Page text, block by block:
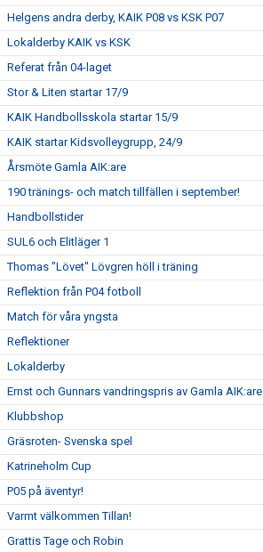
Helgens andra derby, KAIK P08 vs KSK P07
Lokalderby KAIK vs KSK
Referat från 04-laget
Stor & Liten startar 17/9
KAIK Handbollsskola startar 15/9
KAIK startar Kidsvolleygrupp, 24/9
Årsmöte Gamla AIK:are
190 tränings- och match tillfällen i september!
Handbollstider
SUL6 och Elitläger 1
Thomas "Lövet" Lövgren höll i träning
Reflektion från P04 fotboll
Match för våra yngsta
Reflektioner
Lokalderby
Ernst och Gunnars vandringspris av Gamla AIK:are
Klubbshop
Gräsroten- Svenska spel
Katrineholm Cup
P05 på äventyr!
Varmt välkommen Tillan!
Grattis Tage och Robin